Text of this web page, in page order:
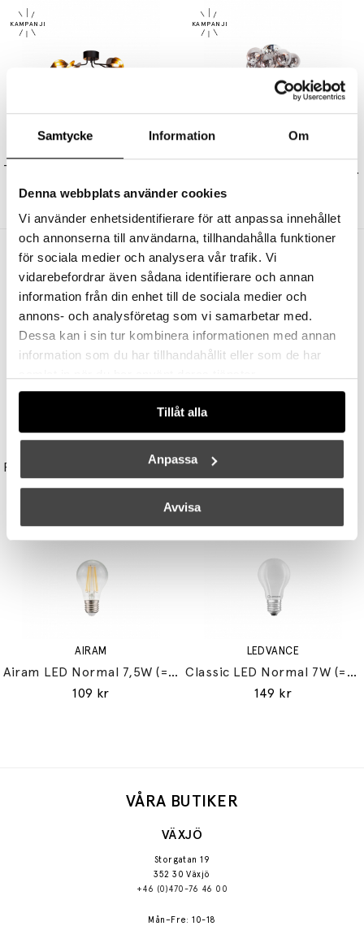
Samtycke Information Om
Denna webbplats använder cookies
Vi använder enhetsidentifierare för att anpassa innehållet
och annonserna till användarna, tillhandahålla funktioner
för sociala medier och analysera vår trafik. Vi
vidarebefordrar även sådana identifierare och annan
information från din enhet till de sociala medier och
annons- och analysföretag som vi samarbetar med.
Dessa kan i sin tur kombinera informationen med annan
information som du har tillhandahållit eller som de har
Tillåt alla
Anpassa
Avvisa
3625 kr 2719 kr
Gross Plafond Ø30cm Rökfärgad
1995 kr
Andra köpte även
Reflektor MR11 28W (=35W) GU10
149 kr
3395 kr 3056 kr
AIRAM
Airam LED Normal 7,5W (=60W) E27
109 kr
LEDVANCE
Classic LED Normal 7W (=60W) E27
149 kr
VÅRA BUTIKER
VÄXJÖ
Storgatan 19
352 30 Växjö
+46 (0)470-76 46 00
Mån–Fre: 10-18